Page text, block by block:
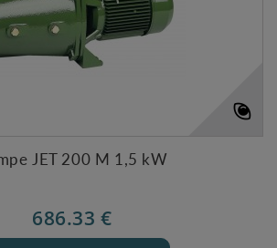
JET 200 M 1,5 kW
686.33 €